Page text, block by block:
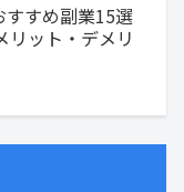
すすめ副業15選
リット・デメリ